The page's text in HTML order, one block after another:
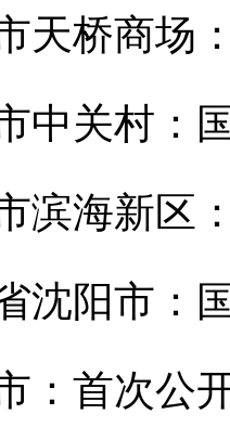
桥商场：
关村：国
海新区：
阳市：
首次公